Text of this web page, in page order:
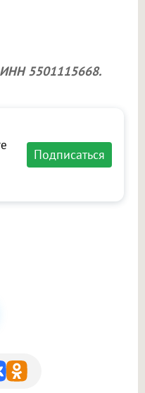
5501115668.
Подписаться